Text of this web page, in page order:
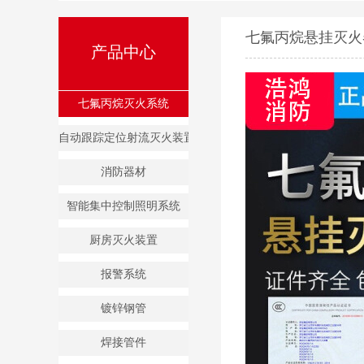
产品中心
七氟丙烷灭火系统
自动跟踪定位射流灭火装置
消防器材
智能集中控制照明系统
厨房灭火装置
报警系统
镀锌钢管
焊接管件
七氟丙烷悬挂灭